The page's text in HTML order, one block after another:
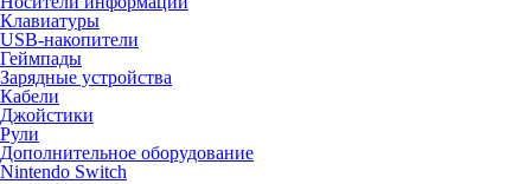
Клавиатуры
USB-накопители
Геймпады
Зарядные устройства
Кабели
Джойстики
Рули
Дополнительное оборудование
Nintendo Switch